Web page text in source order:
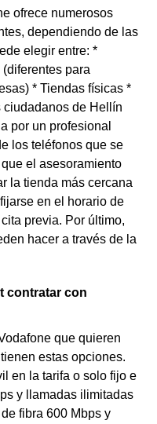
ofrece numerosos
dependiendo de las
elegir entre: *
para
* Tiendas físicas *
de Hellín
por un profesional
los teléfonos que se
el asesoramiento
la tienda más cercana
en el horario de
previa. Por último,
hacer a través de la
contratar con
que quieren
estas opciones.
en la tarifa o solo fijo e
y llamadas ilimitadas
fibra 600 Mbps y